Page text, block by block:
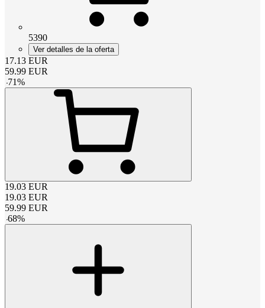
5390
Ver detalles de la oferta
17.13 EUR
59.99 EUR
-71%
19.03 EUR
19.03 EUR
59.99 EUR
-68%